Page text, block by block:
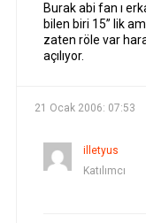
Burak abi fan ı
bilen biri 15” lik
zaten röle var
açılıyor.
21 Ocak 2006: 07:53
illetyus
Katılımcı